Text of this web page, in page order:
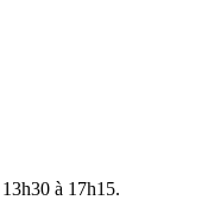
à 17h15.